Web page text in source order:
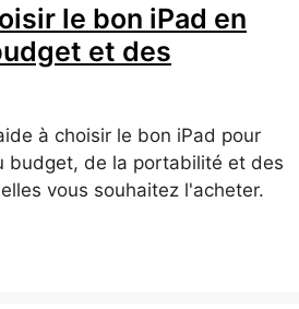
le bon iPad en
et des
à choisir le bon iPad pour
budget, de la portabilité et des
vous souhaitez l'acheter.